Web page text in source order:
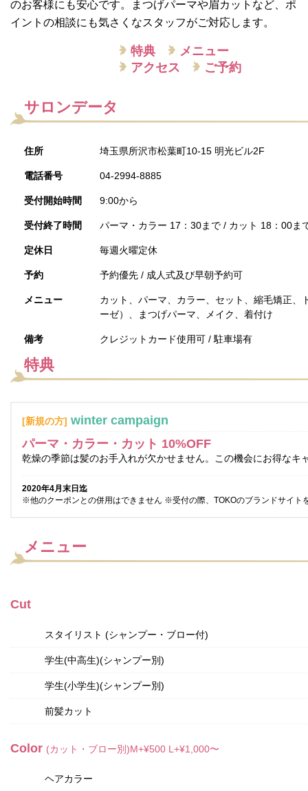
のお客様にも安心です。まつげパーマや眉カットなど、ポ
イントの相談にも気さくなスタッフがご対応します。
特典
メニュー
アクセス
ご予約
サロンデータ
住所 埼玉県所沢市松葉町10-15 明光ビル2F
電話番号 04-2994-8885
受付開始時間 9:00から
受付終了時間 パーマ・カラー 17：30まで / カット 18：00ま
定休日 毎週火曜定休
予約 予約優先 / 成人式及び早朝予約可
メニュー
カット、パーマ、カラー、セット、縮毛矯正、
ーゼ）、まつげパーマ、メイク、着付け
備考 クレジットカード使用可 / 駐車場有
特典
[新規の方] winter campaign
パーマ・カラー・カット 10%OFF
乾燥の季節は髪のお手入れが欠かせません。この機会にお得なキ
2020年4月末日迄
※他のクーポンとの併用はできません ※受付の際、TOKOのブランドサイト
メニュー
Cut
スタイリスト (シャンプー・ブロー付)
学生(中高生)(シャンプー別)
学生(小学生)(シャンプー別)
前髪カット
Color (カット・ブロー別)M+¥500 L+¥1,000〜
ヘアカラー